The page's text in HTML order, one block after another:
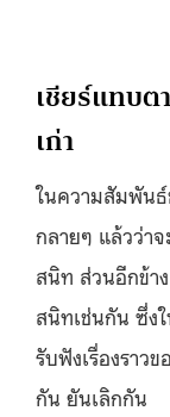
เชียร์แทบ
เก่า
ในความสัมพันธ์
กลายๆ แล้วว่า
สนิท ส่วนอีกข้า
สนิทเช่นกัน ซึ่ง
รับฟังเรื่องราว
กัน ยันเลิกกัน